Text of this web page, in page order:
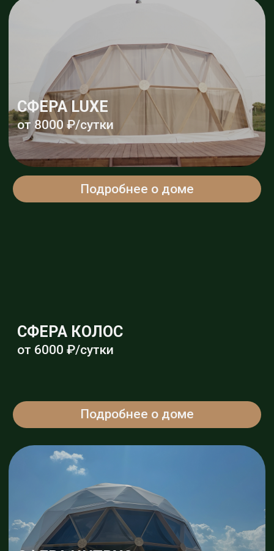
СФЕРА ЦИТРУС
Подробнее о доме
Комфортное размещение
до 3-х человек
МОДЕРН
МОДЕРН КЛЮКВА
от 5000 ₽/сутки
Подробнее о доме
Комфортное размещение
до 6-ти человек